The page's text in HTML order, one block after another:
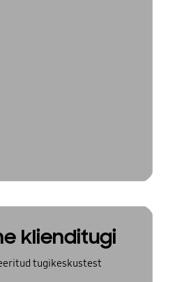
klienditugi
tugikeskustest